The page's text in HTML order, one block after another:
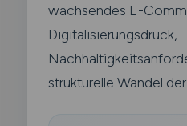
wachsendes E-
Digitalisierungsdruck,
strukturelle Wandel